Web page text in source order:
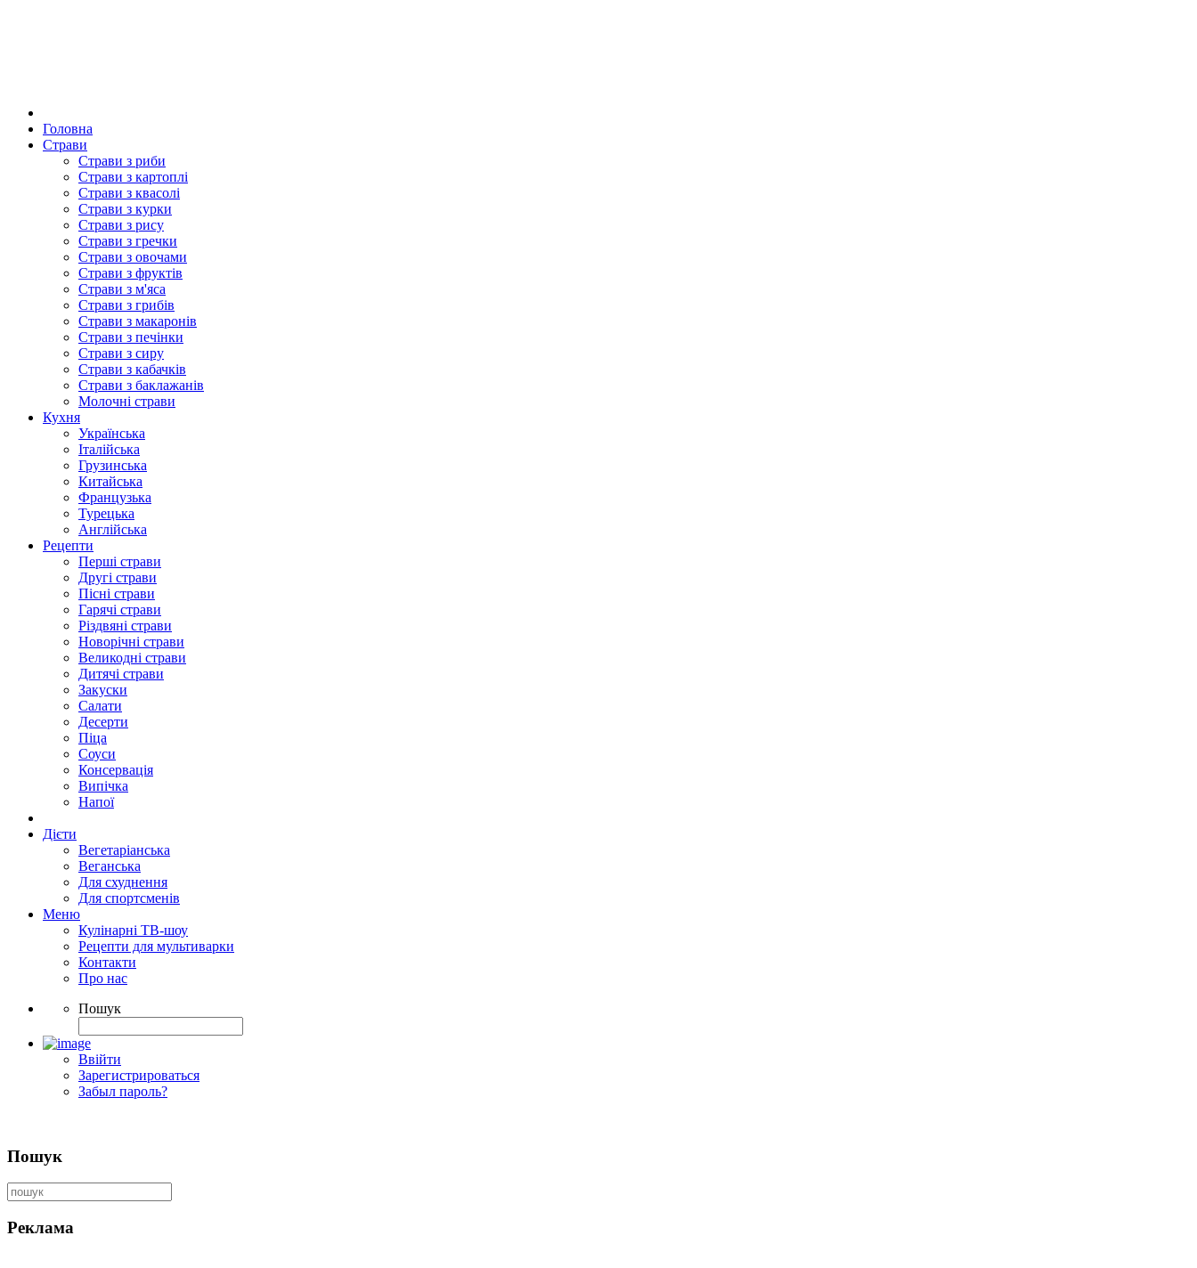
Головна
Страви
Страви з риби
Страви з картоплі
Страви з квасолі
Страви з курки
Страви з рису
Страви з гречки
Страви з овочами
Страви з фруктів
Страви з м'яса
Страви з грибів
Страви з макаронів
Страви з печінки
Страви з сиру
Страви з кабачків
Страви з баклажанів
Молочні страви
Кухня
Українська
Італійська
Грузинська
Китайська
Французька
Турецька
Англійська
Рецепти
Перші страви
Другі страви
Пісні страви
Гарячі страви
Різдвяні страви
Новорічні страви
Великодні страви
Дитячі страви
Закуски
Салати
Десерти
Піца
Соуси
Консервація
Випічка
Напої
Дієти
Вегетаріанська
Веганська
Для схуднення
Для спортсменів
Меню
Кулінарні ТВ-шоу
Рецепти для мультиварки
Контакти
Про нас
Пошук
Ввійти
Зарегистрироваться
Забыл пароль?
Пошук
Реклама